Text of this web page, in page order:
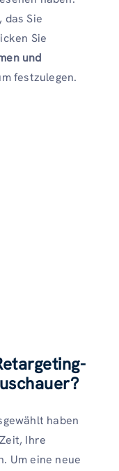
das Sie
Sie
und
festzulegen.
haben
Ihre
Um eine neue